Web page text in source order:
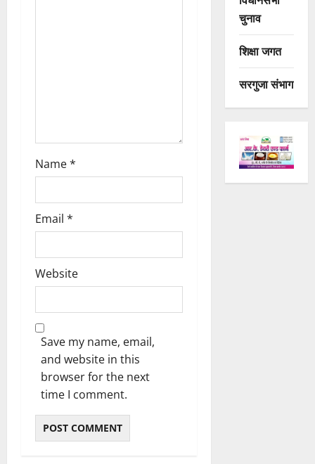
Name*
Email *
Website
Save my name, email,
and website in this
browser for the next
time I comment.
चुनाव
शिक्षा जगत
सरगुजा संभाग